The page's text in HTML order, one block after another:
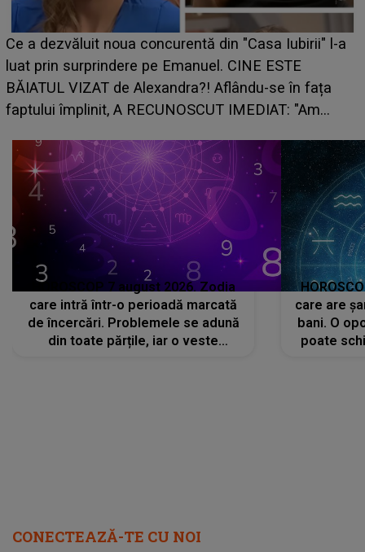
"Casa Iubirii" l-a
ESTE
se în fața
"Am
HOROSCOP de weekend, 8-9
care riscă să rămână fără bani. O
grabă îi aduce pierderi
planurile peste cap
HOROSCOP 7 august 2026. Zodia
care intră într-o perioadă marcată
de încercări. Problemele se adună
din toate părțile, iar o veste
care are
bani. O
poate
CONECTEAZĂ-TE CU NOI